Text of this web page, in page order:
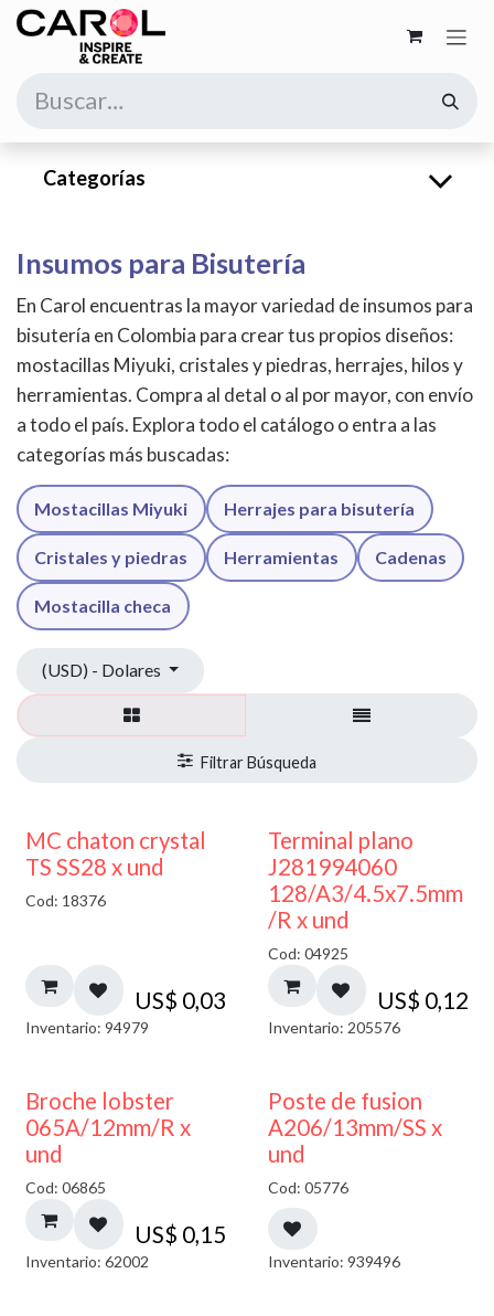
Ir al contenido
Categorías
Insumos para Bisutería
En Carol encuentras la mayor variedad de insumos para
bisutería en Colombia para crear tus propios diseños:
mostacillas Miyuki, cristales y piedras, herrajes, hilos y
herramientas. Compra al detal o al por mayor, con envío
a todo el país. Explora todo el catálogo o entra a las
categorías más buscadas:
Mostacillas Miyuki Herrajes para bisutería
Cristales y piedras Herramientas Cadenas
Mostacilla checa
(USD) - Dolares
MC chaton crystal
TS SS28 x und
Cod: 18376
US$ 0,03
Inventario: 94979
Terminal plano
J281994060
128/A3/4.5x7.5mm
/R x und
Cod: 04925
US$ 0,12
Inventario: 205576
Broche lobster
065A/12mm/R x
und
Cod: 06865
US$ 0,15
Inventario: 62002
Poste de fusion
A206/13mm/SS x
und
Cod: 05776
Inventario: 939496